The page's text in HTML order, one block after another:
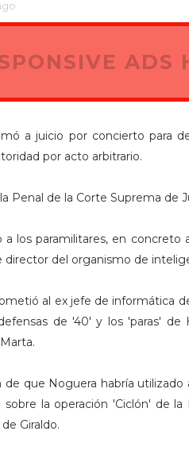
ADS
a juicio por concierto para
por acto arbitrario.
Penal de la Corte Suprema de
a los paramilitares, en
director del organismo de
al ex jefe de informática
de '40' y los 'paras' de
que Noguera habría utilizado
la operación 'Ciclón' de
Giraldo.